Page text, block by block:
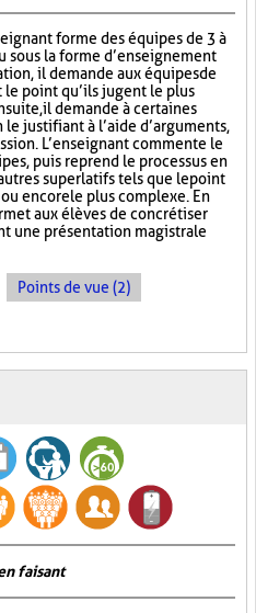
forme des équipes de 3 à
sous la forme d’enseignement
il demande aux équipes de
point qu’ils jugent le plus
il demande à certaines
justifiant à l’aide d’arguments,
L’enseignant commente le
puis reprend le processus en
superlatifs tels que le point
encore le plus complexe. En
aux élèves de concrétiser
une présentation magistrale
Points de vue (2)
faisant